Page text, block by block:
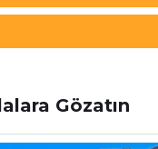
Gözatın